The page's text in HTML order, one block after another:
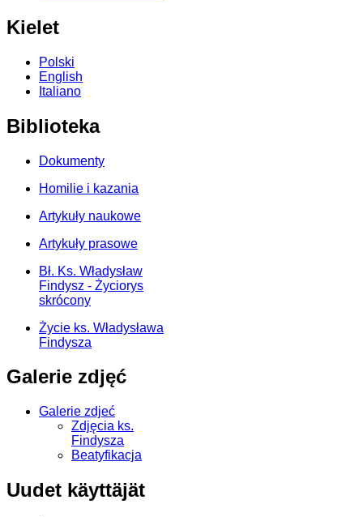
Kielet
Polski
English
Italiano
Biblioteka
Dokumenty
Homilie i kazania
Artykuły naukowe
Artykuły prasowe
Bł. Ks. Władysław
Findysz - Życiorys
skrócony
Życie ks. Władysława
Findysza
Galerie zdjęć
Galerie zdjeć
Zdjęcia ks.
Findysza
Beatyfikacja
Uudet käyttäjät